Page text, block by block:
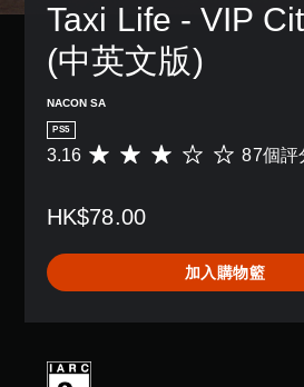
Taxi Life - VIP
(中英文版)
NACON SA
PS5
平
分
3
.
（
3.16 87個評
HK$78.00
加入購物籃